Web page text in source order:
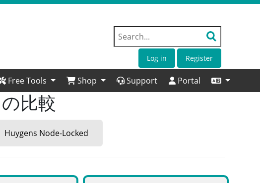
Log in Register
Free Tools Shop Support Portal
比較
Huygens Node-Locked